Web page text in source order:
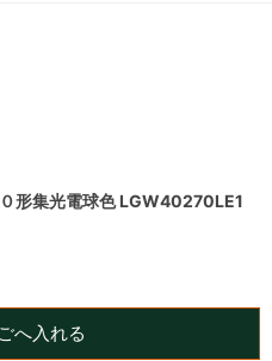
形集光電球色 LGW40270LE1
へ入れる